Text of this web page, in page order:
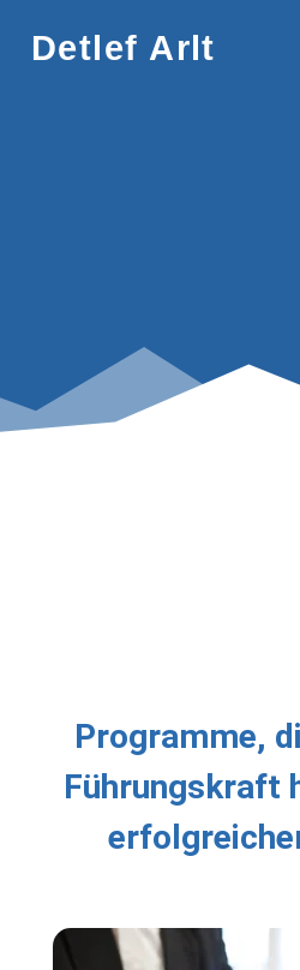
InhaltDetlef Arlt
Programme,
Führungskraft